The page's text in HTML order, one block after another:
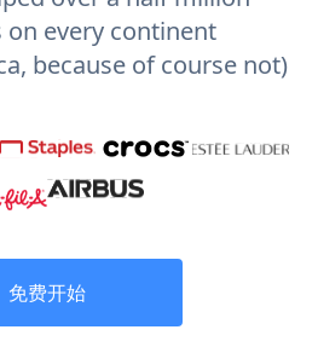
on every continent
because of course not)
免费开始